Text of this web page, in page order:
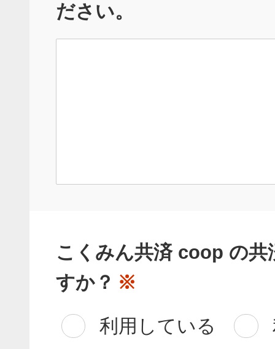
ださい。
こくみん共済 coop の共
すか？ ※
利用している